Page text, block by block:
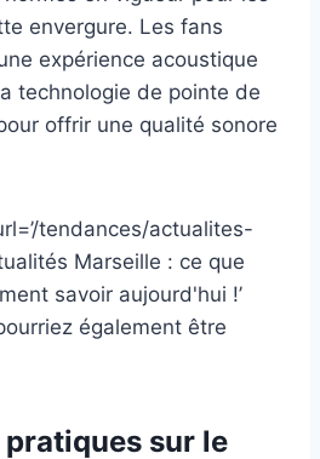
envergure. Les fans
expérience acoustique
technologie de pointe de
offrir une qualité sonore
tendances/actualites-
Marseille : ce que
savoir aujourd'hui !’
également être
sur le